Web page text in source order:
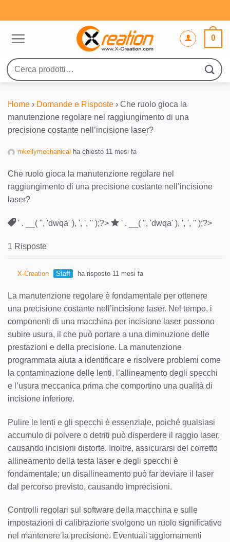
ai
0
Cerca:
Home › Domande e Risposte › Che ruolo gioca la
manutenzione regolare nel raggiungimento di una
precisione costante nell’incisione laser?
mkellymechanical ha chiesto 11 mesi fa
Che ruolo gioca la manutenzione regolare nel
raggiungimento di una precisione costante nell’incisione
laser?
' . __( '', 'dwqa' ), ', ', '' );?> ' . __( '', 'dwqa' ), ', ', '' );?>
1 Risposte
X-Creation Staff ha risposto 11 mesi fa
La manutenzione regolare è fondamentale per ottenere
una precisione costante nell’incisione laser. Nel tempo, i
componenti di una macchina per incisione laser possono
subire usura, il che può portare a una diminuzione delle
prestazioni e della precisione. La manutenzione
programmata aiuta a identificare e risolvere problemi come
la contaminazione delle lenti, l’allineamento degli specchi
e l’usura meccanica prima che comportino una qualità di
incisione inferiore.
Pulire le lenti e gli specchi è essenziale, poiché qualsiasi
accumulo di polvere o detriti può disperdere il raggio laser,
causando incisioni distorte. Inoltre, assicurarsi del corretto
allineamento della testa laser e degli specchi è
fondamentale; un disallineamento può far deviare il laser
dal percorso previsto, causando imprecisioni.
Controlli regolari sul software della macchina e sulle
impostazioni di calibrazione svolgono un ruolo significativo
nel mantenere la precisione. Eventuali aggiornamenti